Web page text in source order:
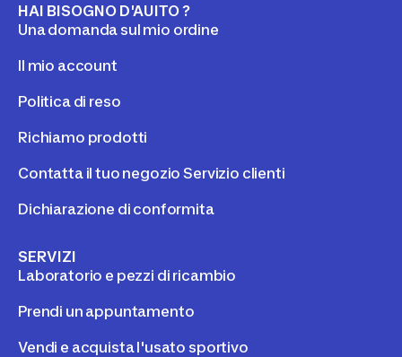
HAI BISOGNO D'AUITO ?
Una domanda sul mio ordine
Il mio account
Politica di reso
Richiamo prodotti
Contatta il tuo negozio Servizio clienti
Dichiarazione di conformita
SERVIZI
Laboratorio e pezzi di ricambio
Prendi un appuntamento
Vendi e acquista l'usato sportivo